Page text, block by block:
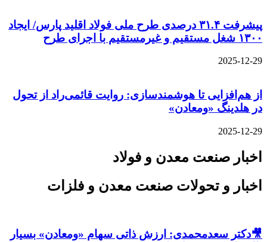
پیشرفت ۳۱.۴ درصدی طرح ملی فولاد اقلید پارس/ ایجاد
۱۳۰۰ شغل مستقیم و غیرمستقیم با اجرای طرح
2025-12-29
از هم‌افزایی تا هوشمندسازی: روایت قائمی‌راد از تحول
در هلدینگ «ومعادن»
2025-12-29
اخبار صنعت معدن و فولاد
اخبار و تحولات صنعت معدن و فلزات
🎥دکتر سعدمحمدی: ارزش ذاتی سهام «ومعادن» بسیار